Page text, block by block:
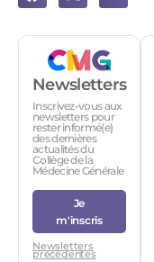
Newsletters
Inscrivez-vous aux
newsletters pour
rester informé(e)
des dernières
actualités du
Collège de la
Médecine Générale
Je
m'inscris
Newsletters
précédentes